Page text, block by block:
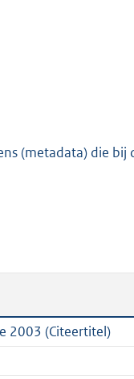
K
(metadata) die bij
2003 (Citeertitel)